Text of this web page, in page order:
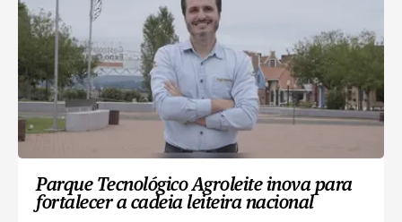
Parque Tecnológico Agroleite inova para
fortalecer a cadeia leiteira nacional